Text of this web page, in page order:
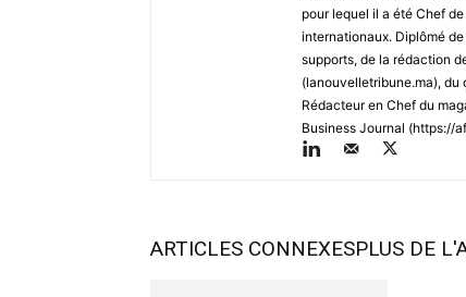
pour lequel il a été Chef
internationaux. Diplômé
supports, de la rédaction
(lanouvelletribune.ma), du
Rédacteur en Chef du
Business Journal (https://
ARTICLES CONNEXESPLUS DE